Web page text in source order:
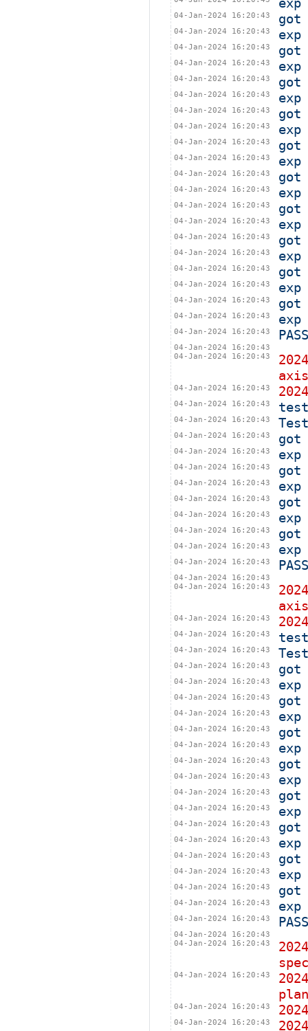
04-Jan-2024 16:20:43 got
04-Jan-2024 16:20:43 exp
04-Jan-2024 16:20:43 got
04-Jan-2024 16:20:43 exp
04-Jan-2024 16:20:43 got
04-Jan-2024 16:20:43 exp
04-Jan-2024 16:20:43 got
04-Jan-2024 16:20:43 exp
04-Jan-2024 16:20:43 got
04-Jan-2024 16:20:43 exp
04-Jan-2024 16:20:43 got
04-Jan-2024 16:20:43 exp
04-Jan-2024 16:20:43 got
04-Jan-2024 16:20:43 exp
04-Jan-2024 16:20:43 got
04-Jan-2024 16:20:43 exp
04-Jan-2024 16:20:43 got
04-Jan-2024 16:20:43 exp
04-Jan-2024 16:20:43 got
04-Jan-2024 16:20:43 exp
04-Jan-2024 16:20:43
04-Jan-2024 16:20:43
04-Jan-2024 16:20:43
axis
04-Jan-2024 16:20:43
04-Jan-2024 16:20:43
04-Jan-2024 16:20:43
04-Jan-2024 16:20:43 got
04-Jan-2024 16:20:43 exp
04-Jan-2024 16:20:43 got
04-Jan-2024 16:20:43 exp
04-Jan-2024 16:20:43 got
04-Jan-2024 16:20:43 exp
04-Jan-2024 16:20:43 got
04-Jan-2024 16:20:43 exp
04-Jan-2024 16:20:43
04-Jan-2024 16:20:43
04-Jan-2024 16:20:43
axis
04-Jan-2024 16:20:43
04-Jan-2024 16:20:43
04-Jan-2024 16:20:43
04-Jan-2024 16:20:43 got
04-Jan-2024 16:20:43 exp
04-Jan-2024 16:20:43 got
04-Jan-2024 16:20:43 exp
04-Jan-2024 16:20:43 got
04-Jan-2024 16:20:43 exp
04-Jan-2024 16:20:43 got
04-Jan-2024 16:20:43 exp
04-Jan-2024 16:20:43 got
04-Jan-2024 16:20:43 exp
04-Jan-2024 16:20:43 got
04-Jan-2024 16:20:43 exp
04-Jan-2024 16:20:43 got
04-Jan-2024 16:20:43 exp
04-Jan-2024 16:20:43 got
04-Jan-2024 16:20:43 exp
04-Jan-2024 16:20:43
04-Jan-2024 16:20:43
04-Jan-2024 16:20:43
04-Jan-2024 16:20:43
04-Jan-2024 16:20:43
04-Jan-2024 16:20:43